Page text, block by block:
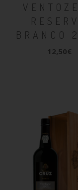
BRANCO
12,50€